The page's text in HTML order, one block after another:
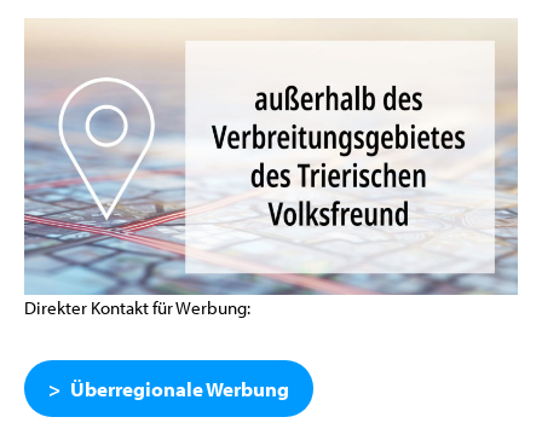
Direkter Kontakt für Werbung:
Überregionale Werbung